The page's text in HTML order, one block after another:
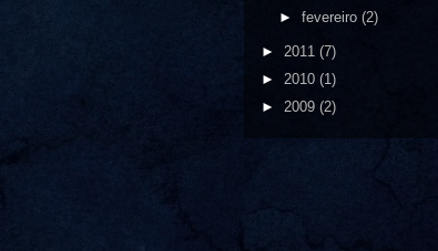
► fevereiro (2)
► 2011 (7)
► 2010 (1)
► 2009 (2)